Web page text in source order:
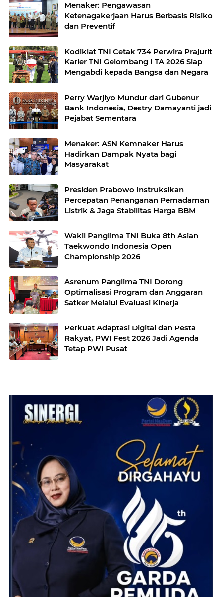
Menaker: Pengawasan
Ketenagakerjaan Harus Berbasis Risiko
dan Preventif
Kodiklat TNI Cetak 734 Perwira Prajurit
Karier TNI Gelombang I TA 2026 Siap
Mengabdi kepada Bangsa dan Negara
Perry Warjiyo Mundur dari Gubenur
Bank Indonesia, Destry Damayanti jadi
Pejabat Sementara
Menaker: ASN Kemnaker Harus
Hadirkan Dampak Nyata bagi
Masyarakat
Presiden Prabowo Instruksikan
Percepatan Penanganan Pemadaman
Listrik & Jaga Stabilitas Harga BBM
Wakil Panglima TNI Buka 8th Asian
Taekwondo Indonesia Open
Championship 2026
Asrenum Panglima TNI Dorong
Optimalisasi Program dan Anggaran
Satker Melalui Evaluasi Kinerja
Perkuat Adaptasi Digital dan Pesta
Rakyat, PWI Fest 2026 Jadi Agenda
Tetap PWI Pusat